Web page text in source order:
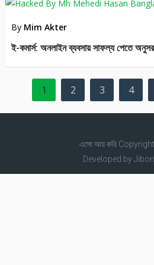
By Mim Akter
ই-কমার্স: অনলাইন ব্যবসায় সাফল্য পেতে
Posts
pagination
1 2 3 4
এসো আয় করি
Developed by